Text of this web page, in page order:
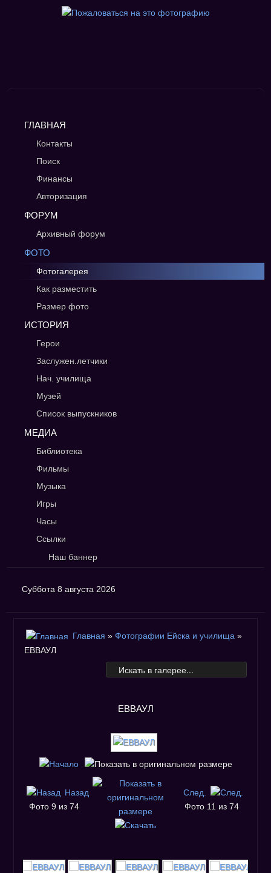
ГЛАВНАЯ
Контакты
Поиск
Финансы
Авторизация
ФОРУМ
Архивный форум
ФОТО
Фотогалерея
Как разместить
Размер фото
ИСТОРИЯ
Герои
Заслужен.летчики
Нач. училища
Музей
Список выпускников
МЕДИА
Библиотека
Фильмы
Музыка
Игры
Часы
Ссылки
Наш баннер
Суббота 8 августа 2026
Главная » Фотографии Ейска и училища »
ЕВВАУЛ
ЕВВАУЛ
Назад
Фото 9 из 74
След.
Фото 11 из 74